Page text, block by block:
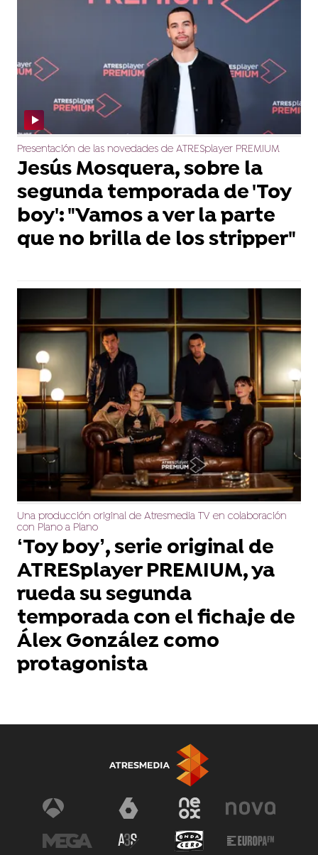
Presentación de las novedades de ATRESplayer PREMIUM
Jesús Mosquera, sobre la
segunda temporada de 'Toy
boy': "Vamos a ver la parte
que no brilla de los stripper"
Una producción original de Atresmedia TV en colaboración
con Plano a Plano
‘Toy boy’, serie original de
ATRESplayer PREMIUM, ya
rueda su segunda
temporada con el fichaje de
Álex González como
protagonista